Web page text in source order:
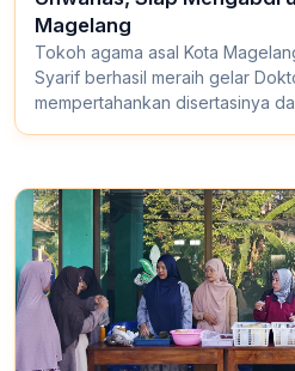
Magelang
Tokoh agama asal Kota
Syarif berhasil meraih gelar
mempertahankan disertasinya